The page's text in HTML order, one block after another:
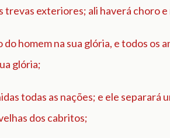
trevas exteriores; ali haverá choro
homem na sua glória, e todos os
glória;
todas as nações; e ele separará
dos cabritos;